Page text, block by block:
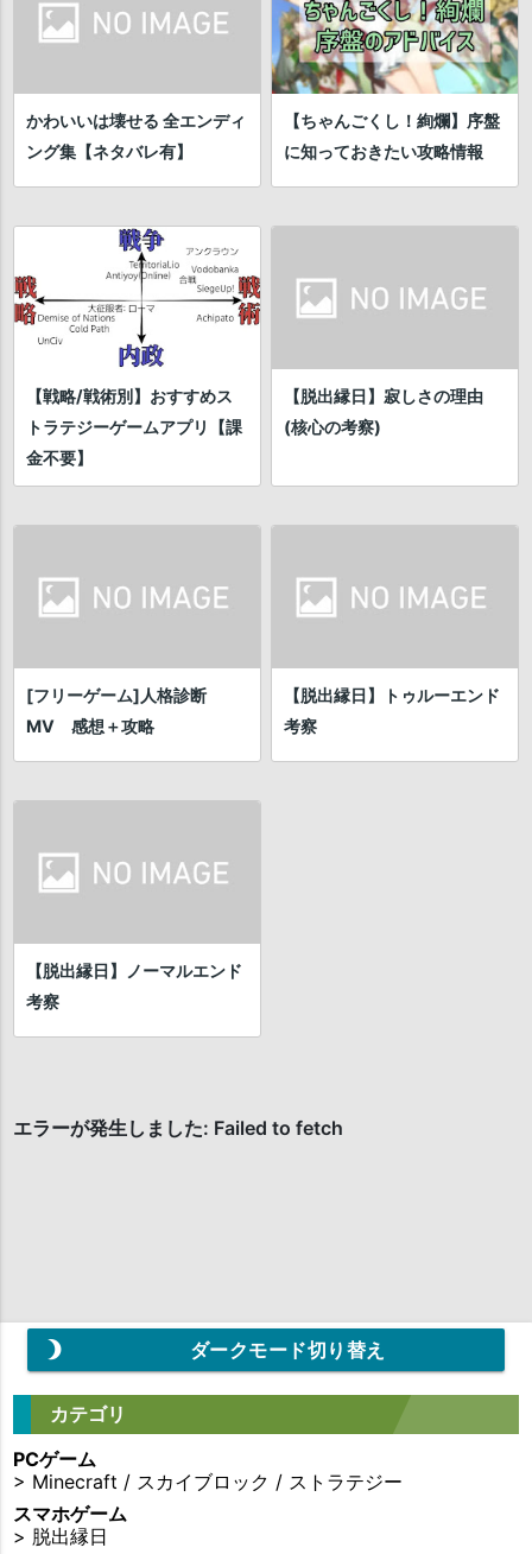
brightness_3 ダークモード切り替え
カテゴリ
PCゲーム
> Minecraft / スカイブロック / ストラテジー
スマホゲーム
> 脱出縁日
かわいいは壊せる 全エンディ
ング集【ネタバレ有】
【ちゃんごくし！絢爛】序盤
に知っておきたい攻略情報
【戦略/戦術別】おすすめス
トラテジーゲームアプリ【課
金不要】
【脱出縁日】寂しさの理由
(核心の考察)
[フリーゲーム]人格診断
MV 感想＋攻略
【脱出縁日】トゥルーエンド
考察
【脱出縁日】ノーマルエンド
考察